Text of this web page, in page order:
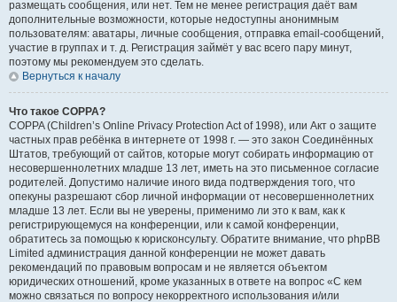
размещать сообщения, или нет. Тем не менее регистрация даёт вам
дополнительные возможности, которые недоступны анонимным
пользователям: аватары, личные сообщения, отправка email-сообщений,
участие в группах и т. д. Регистрация займёт у вас всего пару минут,
поэтому мы рекомендуем это сделать.
Вернуться к началу
Что такое COPPA?
COPPA (Children’s Online Privacy Protection Act of 1998), или Акт о защите
частных прав ребёнка в интернете от 1998 г. — это закон Соединённых
Штатов, требующий от сайтов, которые могут собирать информацию от
несовершеннолетних младше 13 лет, иметь на это письменное согласие
родителей. Допустимо наличие иного вида подтверждения того, что
опекуны разрешают сбор личной информации от несовершеннолетних
младше 13 лет. Если вы не уверены, применимо ли это к вам, как к
регистрирующемуся на конференции, или к самой конференции,
обратитесь за помощью к юрисконсульту. Обратите внимание, что phpBB
Limited администрация данной конференции не может давать
рекомендаций по правовым вопросам и не является объектом
юридических отношений, кроме указанных в ответе на вопрос «С кем
можно связаться по вопросу некорректного использования и/или